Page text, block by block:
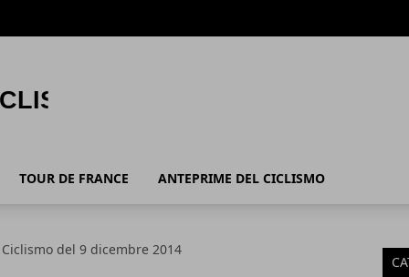
TOUR DE FRANCE ANTEPRIME DEL CICLISMO
Ciclismo del 9 dicembre 2014